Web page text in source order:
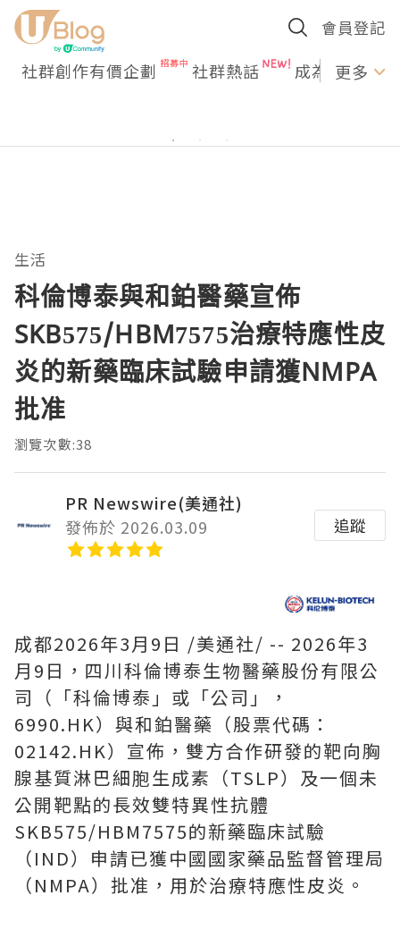
會員登記
社群創作有價企劃 社群熱話 成為U更多
生活
科倫博泰與和鉑醫藥宣佈
SKB575/HBM7575治療特應性皮
炎的新藥臨床試驗申請獲NMPA
批准
瀏覽次數:38
PR Newswire(美通社)
發佈於 2026.03.09
追蹤
成都2026年3月9日 /美通社/ -- 2026年3
月9日，四川科倫博泰生物醫藥股份有限公
司（「科倫博泰」或「公司」，
6990.HK）與和鉑醫藥（股票代碼：
02142.HK）宣佈，雙方合作研發的靶向胸
腺基質淋巴細胞生成素（TSLP）及一個未
公開靶點的長效雙特異性抗體
SKB575/HBM7575的新藥臨床試驗
（IND）申請已獲中國國家藥品監督管理局
（NMPA）批准，用於治療特應性皮炎。